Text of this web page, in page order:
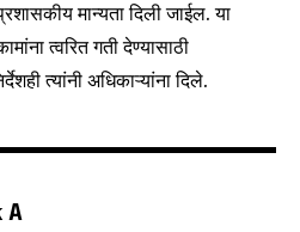
Policy
मान्यता दिली जाईल. या
त्वरित गती देण्यासाठी
त्यांनी अधिकाऱ्यांना दिले.
A